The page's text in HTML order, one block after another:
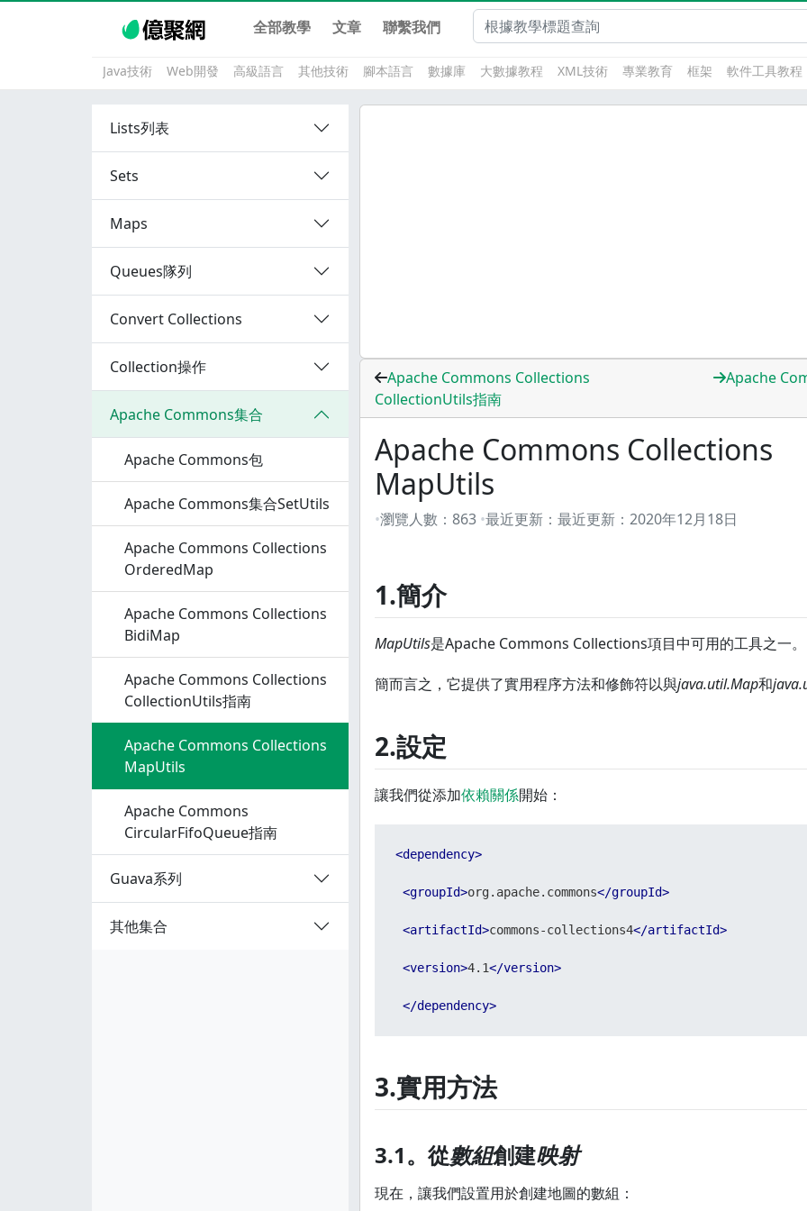
全部教學 文章 聯繫我們
Java技術 Web開發 高級語言 其他技術 腳本語言 數據庫 大數據教程 XML技術 專業教育 框架 軟件工具教程
Lists列表
Sets
Maps
Queues隊列
Convert Collections
Collection操作
Apache Commons集合
Apache Commons包
Apache Commons集合SetUtils
Apache Commons Collections
OrderedMap
Apache Commons Collections
BidiMap
Apache Commons Collections
CollectionUtils指南
Apache Commons Collections
MapUtils
Apache Commons
CircularFifoQueue指南
Guava系列
其他集合
Apache Commons Collections
CollectionUtils指南
Apache
Apache Commons Collections
MapUtils
瀏覽人數： 863 最近更新： 最近更新： 2020年12月18日
1.簡介
MapUtils是Apache Commons Collections項目中可用的工具之一。
簡而言之，它提供了實用程序方法和修飾符以與java.util.Map和
2.設定
讓我們從添加依賴關係開始：
<dependency>
<groupId>org.apache.commons</groupId>
<artifactId>commons-collections4</artifactId>
<version>4.1</version>
</dependency>
3.實用方法
3.1。從數組創建映射
現在，讓我們設置用於創建地圖的數組：